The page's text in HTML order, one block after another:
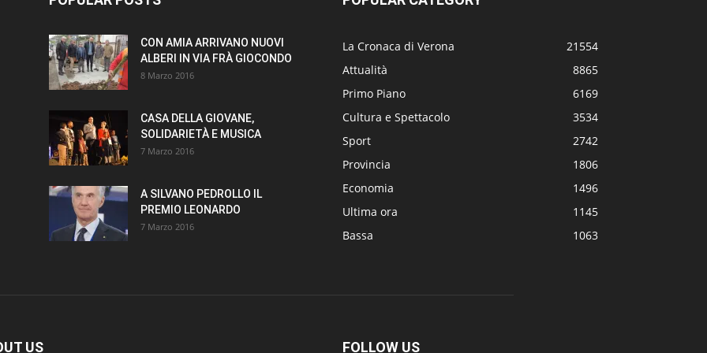
CON AMIA ARRIVANO NUOVI
ALBERI IN VIA FRÀ GIOCONDO
8 Marzo 2016
CASA DELLA GIOVANE,
SOLIDARIETÀ E MUSICA
7 Marzo 2016
A SILVANO PEDROLLO IL
PREMIO LEONARDO
7 Marzo 2016
La Cronaca di Verona
21554
Attualità
8865
Primo Piano
6169
Cultura e Spettacolo
3534
Sport
2742
Provincia
1806
Economia
1496
Ultima ora
1145
Bassa
1063
US FOLLOW US